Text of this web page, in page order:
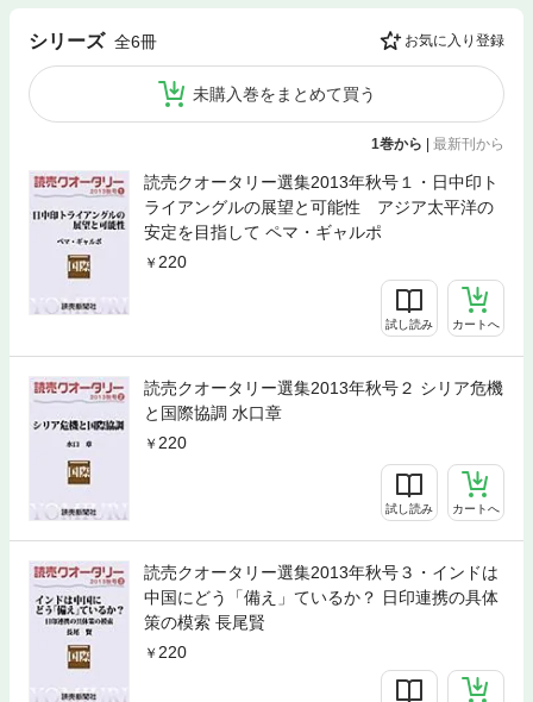
シリーズ 全6冊 お気に入り登録
未購入巻をまとめて買う
1巻から 最新刊から
読売クオータリー選集2013年秋号１・日中印ト
ライアングルの展望と可能性 アジア太平洋の
安定を目指して ペマ・ギャルポ
220
試し読み カートへ
読売クオータリー選集2013年秋号２ シリア危機
と国際協調 水口章
220
試し読み カートへ
読売クオータリー選集2013年秋号３・インドは
中国にどう「備え」ているか？ 日印連携の具体
策の模索 長尾賢
220